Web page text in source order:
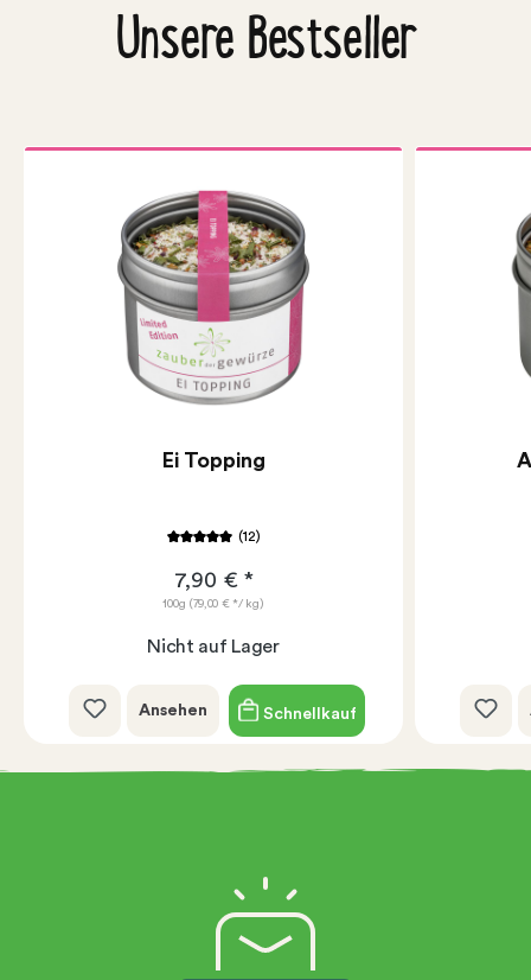
Unsere Bestseller
Ei Topping
(12)
7,90 € *
100g (79,00 € */ kg)
Nicht auf Lager
Ansehen Schnellkauf